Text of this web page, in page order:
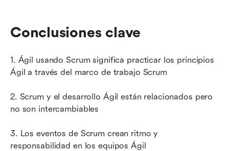
Conclusiones clave
1. Ágil usando Scrum significa practicar los principios
Ágil a través del marco de trabajo Scrum
2. Scrum y el desarrollo Ágil están relacionados pero
no son intercambiables
3. Los eventos de Scrum crean ritmo y
responsabilidad en los equipos Ágil